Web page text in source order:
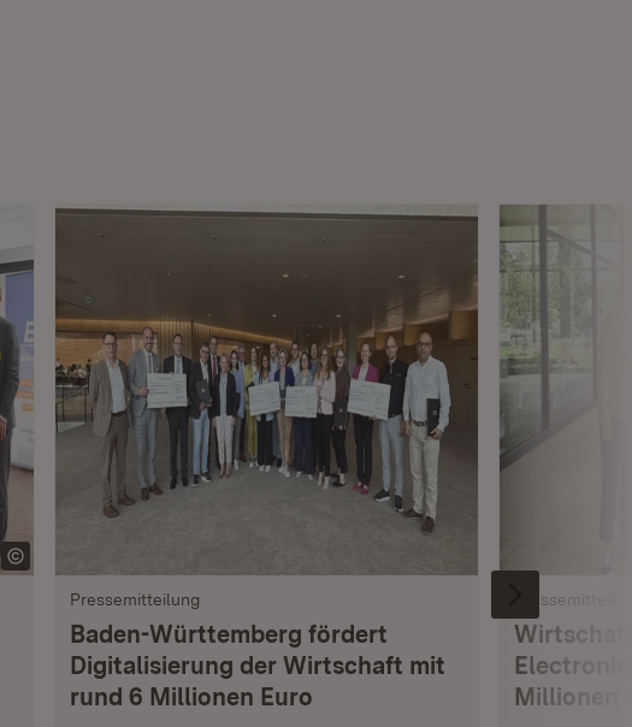
Pressemitteilung
Baden-Württemberg fördert
Digitalisierung der Wirtschaft mit
rund 6 Millionen Euro
Millionen